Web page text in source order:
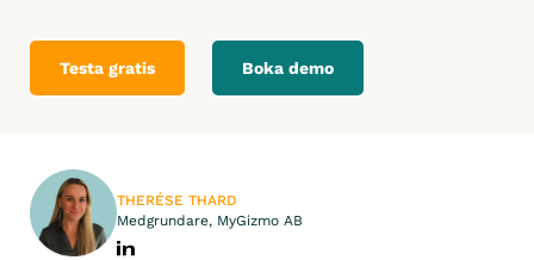
ÄTA – hantering
Arbetsorder
Dokumenthantering
Testa gratis Boka demo
THERÉSE THARD
Medgrundare, MyGizmo AB